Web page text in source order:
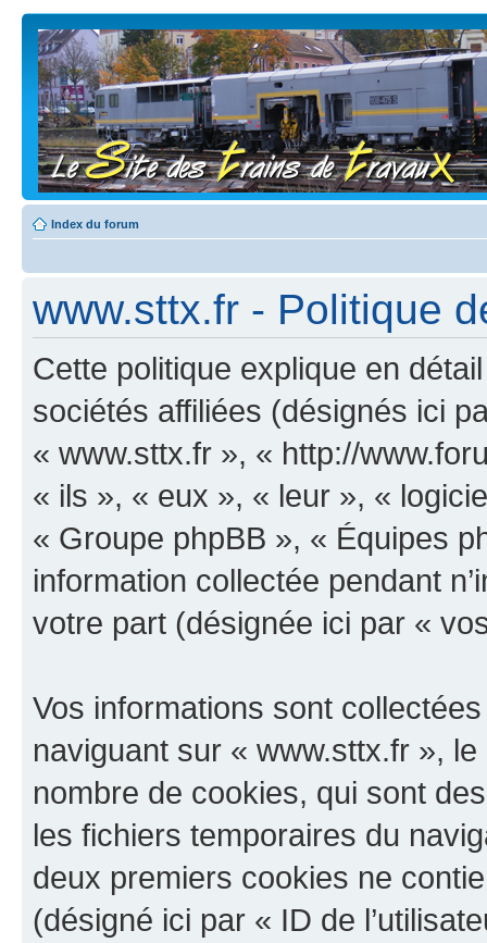
Index du forum
www.sttx.fr - Politique
Cette politique explique en
sociétés affiliées (désignés ici
« www.sttx.fr », « http://
« ils », « eux », « leur », «
« Groupe phpBB », « Équipes
information collectée pendant
votre part (désignée ici par «
Vos informations sont
naviguant sur « www.sttx.fr »,
nombre de cookies, qui sont
les fichiers temporaires du
deux premiers cookies ne
(désigné ici par « ID de